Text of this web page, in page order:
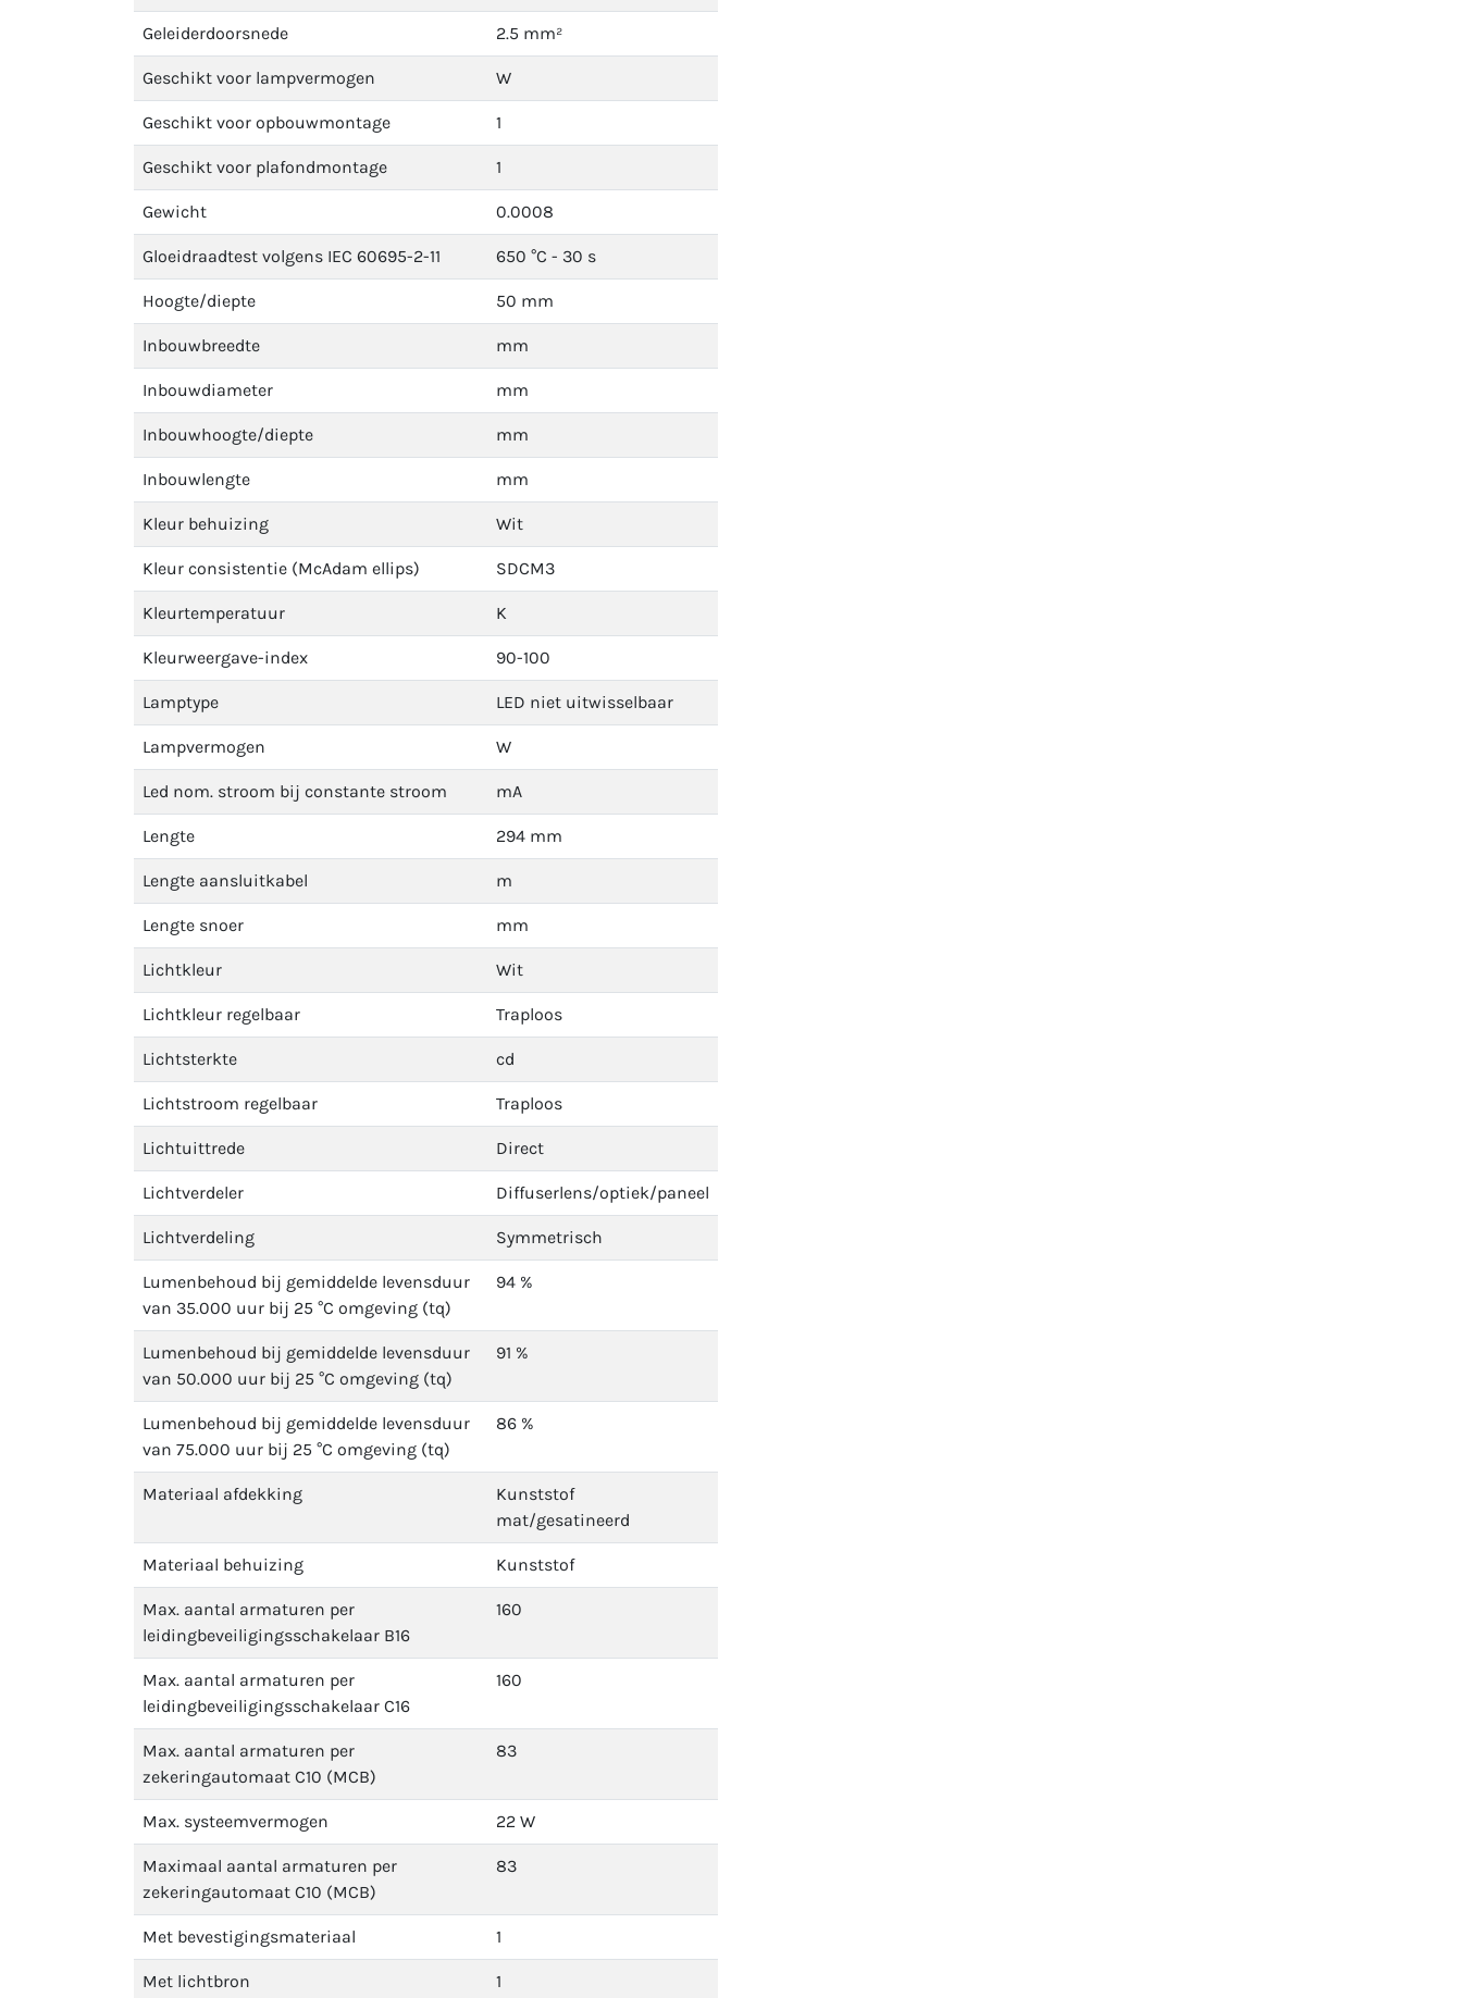
Geleiderdoorsnede 2.5 mm²
Geschikt voor lampvermogen W
Geschikt voor opbouwmontage 1
Geschikt voor plafondmontage 1
Gewicht 0.0008
Gloeidraadtest volgens IEC 60695-2-11 650 °C - 30 s
Hoogte/diepte 50 mm
Inbouwbreedte mm
Inbouwdiameter mm
Inbouwhoogte/diepte mm
Inbouwlengte mm
Kleur behuizing Wit
Kleur consistentie (McAdam ellips) SDCM3
Kleurtemperatuur K
Kleurweergave-index 90-100
Lamptype LED niet uitwisselbaar
Lampvermogen W
Led nom. stroom bij constante stroom mA
Lengte 294 mm
Lengte aansluitkabel m
Lengte snoer mm
Lichtkleur Wit
Lichtkleur regelbaar Traploos
Lichtsterkte cd
Lichtstroom regelbaar Traploos
Lichtuittrede Direct
Lichtverdeler Diffuserlens/optiek/paneel
Lichtverdeling Symmetrisch
Lumenbehoud bij gemiddelde levensduur
van 35.000 uur bij 25 °C omgeving (tq)
94 %
Lumenbehoud bij gemiddelde levensduur
van 50.000 uur bij 25 °C omgeving (tq)
91 %
Lumenbehoud bij gemiddelde levensduur
van 75.000 uur bij 25 °C omgeving (tq)
86 %
Materiaal afdekking
Kunststof
mat/gesatineerd
Materiaal behuizing Kunststof
Max. aantal armaturen per
leidingbeveiligingsschakelaar B16
160
Max. aantal armaturen per
leidingbeveiligingsschakelaar C16
160
Max. aantal armaturen per
zekeringautomaat C10 (MCB)
83
Max. systeemvermogen 22 W
Maximaal aantal armaturen per
zekeringautomaat C10 (MCB)
83
Met bevestigingsmateriaal 1
Met lichtbron 1